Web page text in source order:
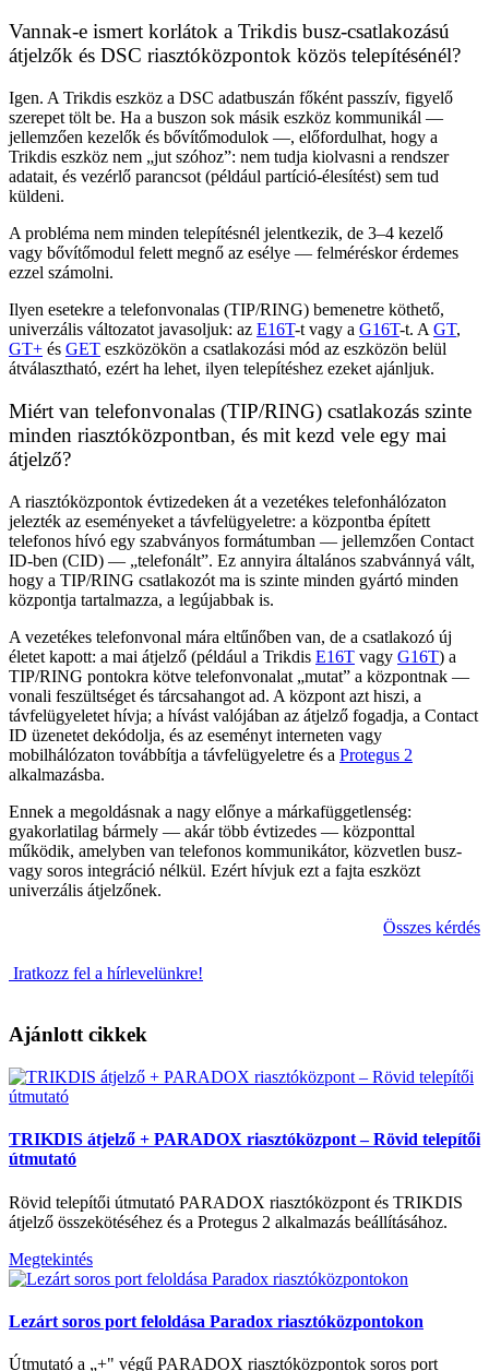
Vannak-e ismert korlátok a Trikdis busz-csatlakozású
átjelzők és DSC riasztóközpontok közös telepítésénél?
Igen. A Trikdis eszköz a DSC adatbuszán főként passzív, figyelő
szerepet tölt be. Ha a buszon sok másik eszköz kommunikál —
jellemzően kezelők és bővítőmodulok —, előfordulhat, hogy a
Trikdis eszköz nem „jut szóhoz”: nem tudja kiolvasni a rendszer
adatait, és vezérlő parancsot (például partíció-élesítést) sem tud
küldeni.
A probléma nem minden telepítésnél jelentkezik, de 3–4 kezelő
vagy bővítőmodul felett megnő az esélye — felméréskor érdemes
ezzel számolni.
Ilyen esetekre a telefonvonalas (TIP/RING) bemenetre köthető,
univerzális változatot javasoljuk: az E16T-t vagy a G16T-t. A GT,
GT+ és GET eszközökön a csatlakozási mód az eszközön belül
átválasztható, ezért ha lehet, ilyen telepítéshez ezeket ajánljuk.
Miért van telefonvonalas (TIP/RING) csatlakozás szinte
minden riasztóközpontban, és mit kezd vele egy mai
átjelző?
A riasztóközpontok évtizedeken át a vezetékes telefonhálózaton
jelezték az eseményeket a távfelügyeletre: a központba épített
telefonos hívó egy szabványos formátumban — jellemzően Contact
ID-ben (CID) — „telefonált”. Ez annyira általános szabvánnyá vált,
hogy a TIP/RING csatlakozót ma is szinte minden gyártó minden
központja tartalmazza, a legújabbak is.
A vezetékes telefonvonal mára eltűnőben van, de a csatlakozó új
életet kapott: a mai átjelző (például a Trikdis E16T vagy G16T) a
TIP/RING pontokra kötve telefonvonalat „mutat” a központnak —
vonali feszültséget és tárcsahangot ad. A központ azt hiszi, a
távfelügyeletet hívja; a hívást valójában az átjelző fogadja, a Contact
ID üzenetet dekódolja, és az eseményt interneten vagy
mobilhálózaton továbbítja a távfelügyeletre és a Protegus 2
alkalmazásba.
Ennek a megoldásnak a nagy előnye a márkafüggetlenség:
gyakorlatilag bármely — akár több évtizedes — központtal
működik, amelyben van telefonos kommunikátor, közvetlen busz-
vagy soros integráció nélkül. Ezért hívjuk ezt a fajta eszközt
univerzális átjelzőnek.
Összes kérdés
Iratkozz fel a hírlevelünkre!
Ajánlott cikkek
TRIKDIS átjelző + PARADOX riasztóközpont – Rövid telepítői
útmutató
Rövid telepítői útmutató PARADOX riasztóközpont és TRIKDIS
átjelző összekötéséhez és a Protegus 2 alkalmazás beállításához.
Megtekintés
Lezárt soros port feloldása Paradox riasztóközpontokon
Útmutató a „+" végű PARADOX riasztóközpontok soros port